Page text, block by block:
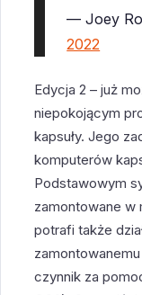
— Joey
2022
Edycja 2 – już
niepokojącym
kapsuły. Jego
komputerów
Podstawowym
zamontowane w
potrafi także
czynnik za